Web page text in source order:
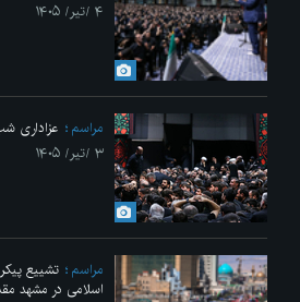
۴ /تیر/ ۱۴۰۵
مراسم
عزاداری
۳ /تیر/ ۱۴۰۵
مراسم
تشییع
اسلامی در مشهد